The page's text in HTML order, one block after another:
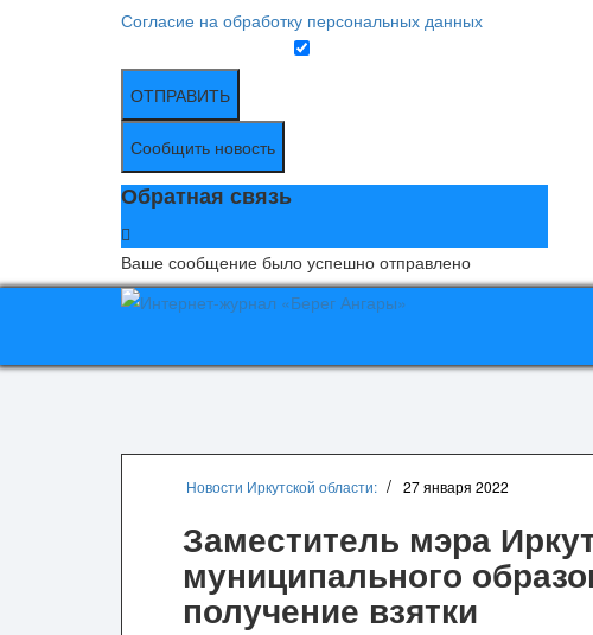
Согласие на обработку персональных данных
ОТПРАВИТЬ
Сообщить новость
Обратная связь
Ваше сообщение было успешно отправлено
Новости Иркутской области: 27 января 2022
Заместитель мэра
муниципального
получение взятки